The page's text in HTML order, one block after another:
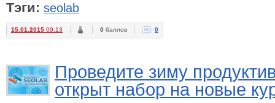
Тэги: seolab
15.01.2015 09:13 0 баллов 0
Проведите зиму
открыт набор на новые